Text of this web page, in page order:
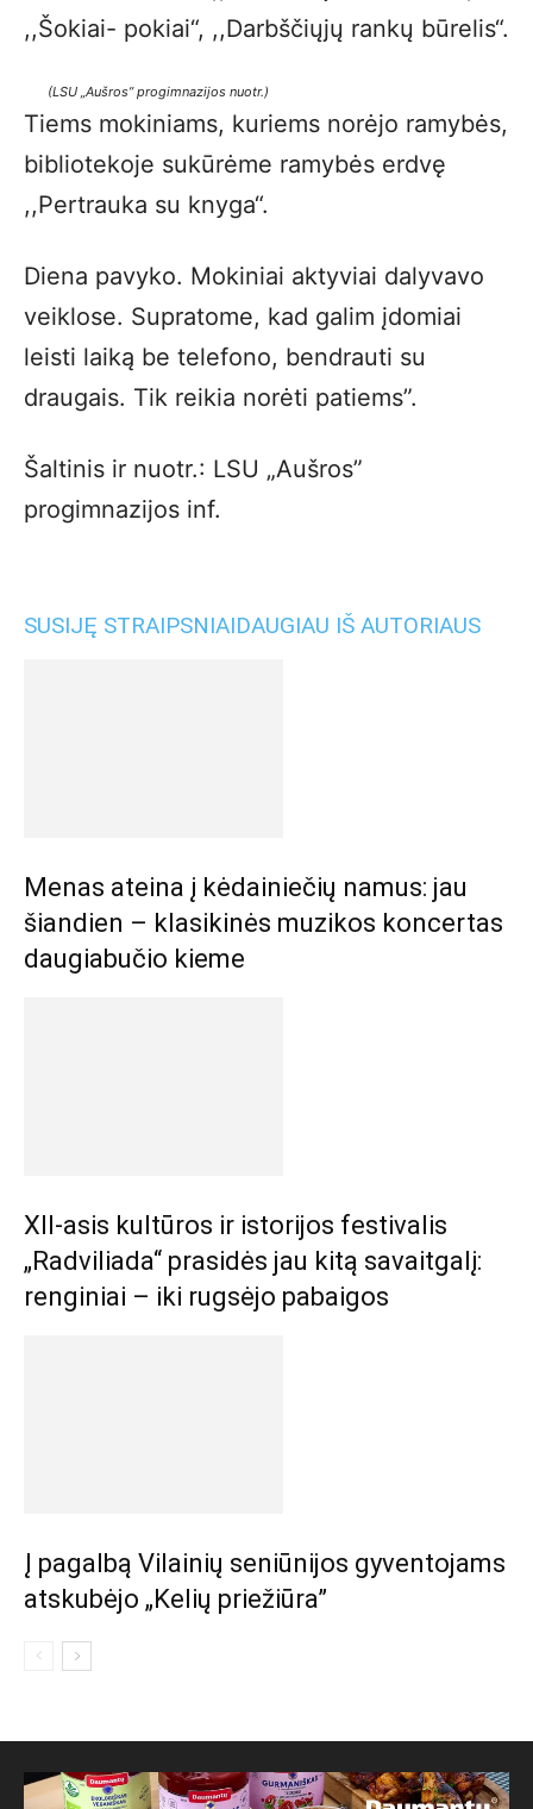
,,Šokiai- pokiai“, ,,Darbščiųjų rankų būrelis“.
(LSU „Aušros” progimnazijos nuotr.)
Tiems mokiniams, kuriems norėjo ramybės,
bibliotekoje sukūrėme ramybės erdvę
,,Pertrauka su knyga“.
Diena pavyko. Mokiniai aktyviai dalyvavo
veiklose. Supratome, kad galim įdomiai
leisti laiką be telefono, bendrauti su
draugais. Tik reikia norėti patiems”.
Šaltinis ir nuotr.: LSU „Aušros”
progimnazijos inf.
SUSIJĘ STRAIPSNIAIDAUGIAU IŠ AUTORIAUS
Menas ateina į kėdainiečių namus: jau
šiandien – klasikinės muzikos koncertas
daugiabučio kieme
XII-asis kultūros ir istorijos festivalis
„Radviliada“ prasidės jau kitą savaitgalį:
renginiai – iki rugsėjo pabaigos
Į pagalbą Vilainių seniūnijos gyventojams
atskubėjo „Kelių priežiūra”